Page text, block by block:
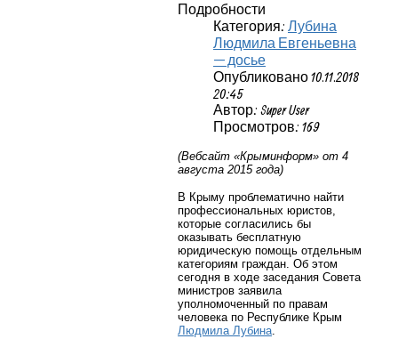
Подробности
Категория: Лубина
Людмила Евгеньевна
— досье
Опубликовано 10.11.2018
20:45
Автор: Super User
Просмотров: 169
(Вебсайт «Крыминформ» от 4
августа 2015 года)
В Крыму проблематично найти
профессиональных юристов,
которые согласились бы
оказывать бесплатную
юридическую помощь отдельным
категориям граждан. Об этом
сегодня в ходе заседания Совета
министров заявила
уполномоченный по правам
человека по Республике Крым
Людмила Лубина.